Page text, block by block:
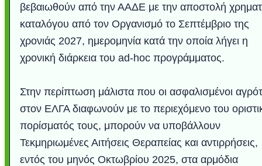
βεβαιωθούν από την ΑΑΔΕ με την αποστολή
καταλόγου από τον Οργανισμό το Σεπτέμβριο της
χρονιάς 2027, ημερομηνία κατά την οποία λήγει η
χρονική διάρκεια του ad-hoc προγράμματος.
Στην περίπτωση μάλιστα που οι ασφαλισμένοι
στον ΕΛΓΑ διαφωνούν με το περιεχόμενο του
πορίσματός τους, μπορούν να υποβάλλουν
Τεκμηριωμένες Αιτήσεις Θεραπείας και αντιρρήσεις,
εντός του μηνός Οκτωβρίου 2025, στα αρμόδια